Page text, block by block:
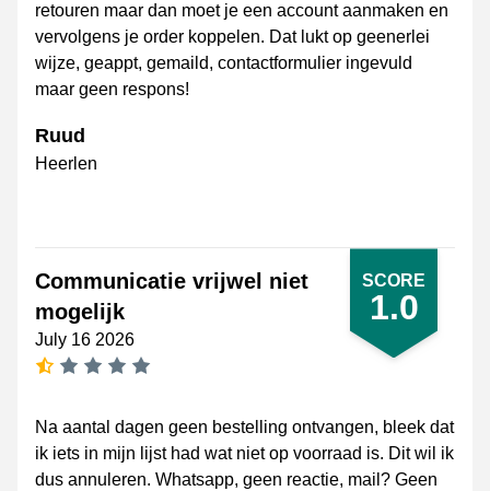
retouren maar dan moet je een account aanmaken en
vervolgens je order koppelen. Dat lukt op geenerlei
wijze, geappt, gemaild, contactformulier ingevuld
maar geen respons!
Ruud
Heerlen
SCORE
1.0
Communicatie vrijwel niet
mogelijk
July 16 2026
Na aantal dagen geen bestelling ontvangen, bleek dat
ik iets in mijn lijst had wat niet op voorraad is. Dit wil ik
dus annuleren. Whatsapp, geen reactie, mail? Geen